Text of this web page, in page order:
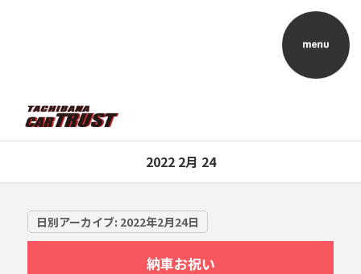
2022 2月 24
日別アーカイブ: 2022年2月24日
納車お祝い